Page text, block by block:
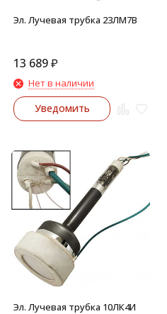
Эл. Лучевая трубка 23ЛМ7В
13 689₽
Нет в наличии
Уведомить
Эл. Лучевая трубка 10ЛК4И